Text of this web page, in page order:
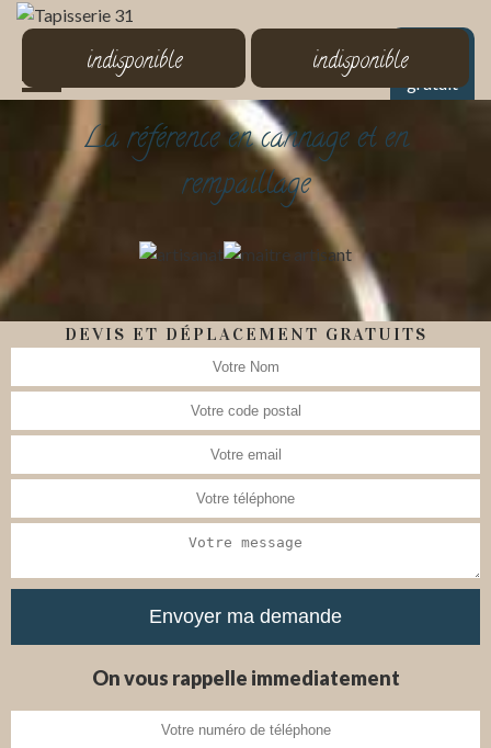
Devis
gratuit
indisponible indisponible
La référence en cannage et en
rempaillage
DEVIS ET DÉPLACEMENT GRATUITS
On vous rappelle immediatement